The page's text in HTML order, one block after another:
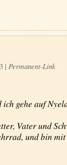
| Permanent-Link
gehe auf
Vater und
und bin